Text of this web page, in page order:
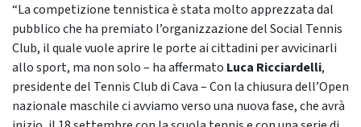
“La competizione tennistica è stata molto apprezzata dal
pubblico che ha premiato l’organizzazione del Social Tennis
Club, il quale vuole aprire le porte ai cittadini per avvicinarli
allo sport, ma non solo – ha affermato Luca Ricciardelli,
presidente del Tennis Club di Cava – Con la chiusura dell’Open
nazionale maschile ci avviamo verso una nuova fase, che avrà